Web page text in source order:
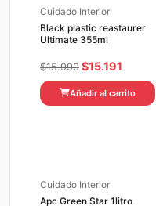
Cuidado Interior
Black plastic reastaurer
Ultimate 355ml
$15.990 El
precio
original
$15.191
precio
actual
Añadir al carrito
Cuidado Interior
Apc Green Star 1litro